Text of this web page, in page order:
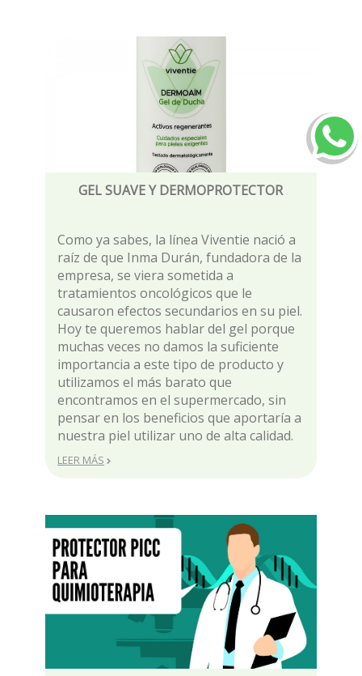
GEL SUAVE Y DERMOPROTECTOR
Como ya sabes, la línea Viventie nació a
raíz de que Inma Durán, fundadora de la
empresa, se viera sometida a
tratamientos oncológicos que le
causaron efectos secundarios en su piel.
Hoy te queremos hablar del gel porque
muchas veces no damos la suficiente
importancia a este tipo de producto y
utilizamos el más barato que
encontramos en el supermercado, sin
pensar en los beneficios que aportaría a
nuestra piel utilizar uno de alta calidad.
LEER MÁS